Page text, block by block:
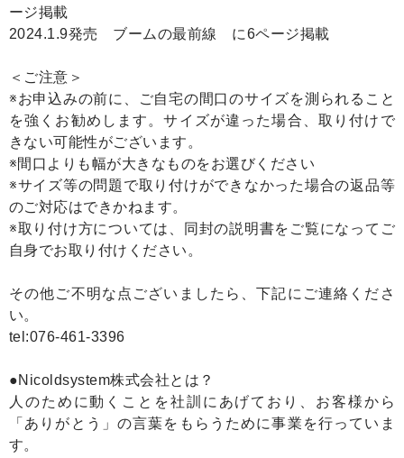
ージ掲載
2024.1.9発売 ブームの最前線 に6ページ掲載
＜ご注意＞
※お申込みの前に、ご自宅の間口のサイズを測られること
を強くお勧めします。サイズが違った場合、取り付けで
きない可能性がございます。
※間口よりも幅が大きなものをお選びください
※サイズ等の問題で取り付けができなかった場合の返品等
のご対応はできかねます。
※取り付け方については、同封の説明書をご覧になってご
自身でお取り付けください。
その他ご不明な点ございましたら、下記にご連絡くださ
い。
tel:076-461-3396
●Nicoldsystem株式会社とは？
人のために動くことを社訓にあげており、お客様から
「ありがとう」の言葉をもらうために事業を行っていま
す。